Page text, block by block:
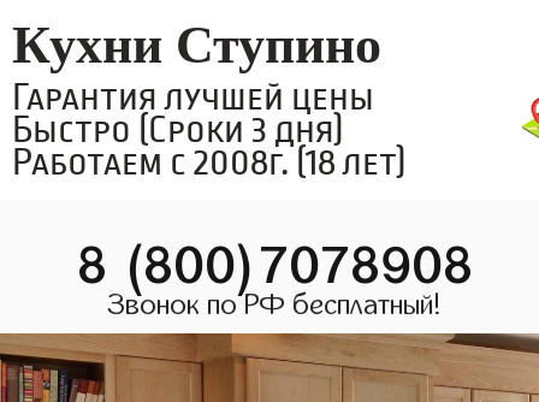
Кухни Ступино
Гарантия лучшей цены
Быстро (Сроки 3 дня)
Работаем с 2008г. (18 лет)
8 (800)7078908
Звонок по РФ бесплатный!